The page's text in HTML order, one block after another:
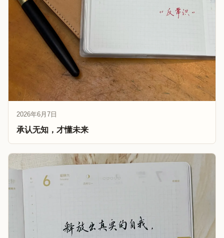
2026年6月7日
承认无知，才懂未来